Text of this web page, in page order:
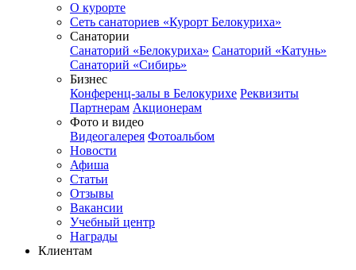
О курорте
Сеть санаториев «Курорт Белокуриха»
Санатории
Санаторий «Белокуриха» Санаторий «Катунь»
Санаторий «Сибирь»
Бизнес
Конференц-залы в Белокурихе Реквизиты
Партнерам Акционерам
Фото и видео
Видеогалерея Фотоальбом
Новости
Афиша
Статьи
Отзывы
Вакансии
Учебный центр
Награды
Клиентам